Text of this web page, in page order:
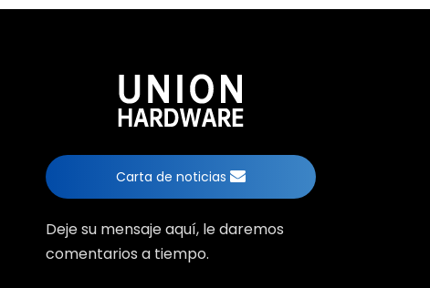
Carta de noticias
Deje su mensaje aquí, le daremos
comentarios a tiempo.